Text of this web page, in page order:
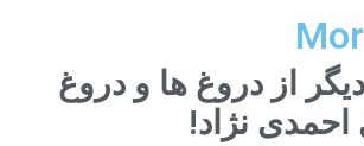
از دروغ ها و دروغ
نژاد!